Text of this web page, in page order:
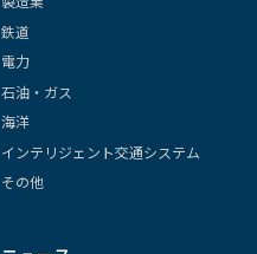
鉄道
電力
石油・ガス
海洋
インテリジェント交通システム
その他